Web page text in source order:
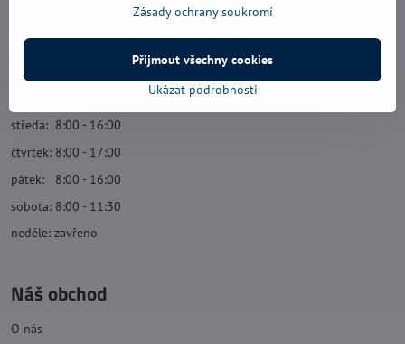
Otevírací doba:
středa: 8:00 - 16:00
čtvrtek: 8:00 - 17:00
pátek: 8:00 - 16:00
sobota: 8:00 - 11:30
neděle: zavřeno
Náš obchod
O nás
Zásady ochrany soukromí
Ukázat podrobnosti
Přijmout všechny cookies